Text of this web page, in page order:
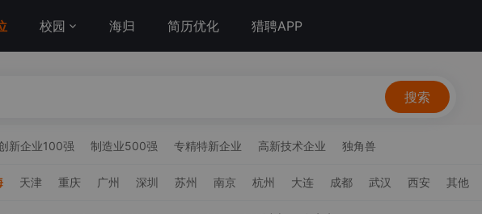
校园 海归 简历优化 猎聘APP
搜索
新企业100强 制造业500强 专精特新企业 高新技术企业 独角兽
天津 重庆 广州 深圳 苏州 南京 杭州 大连 成都 武汉 西安 其他